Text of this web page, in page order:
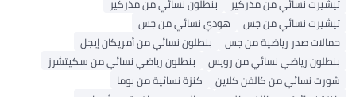
نسائي من مذركير
بنطلون نسائي من مذركير
نسائي من جس
هودي نسائي من جس
صدر رياضية من جس
بنطلون نسائي من أمريكان إيجل
رياضي نسائي من رويس
بنطلون رياضي نسائي من سكيتشرز
من كالفن كلاين
كنزة نسائية من بوما